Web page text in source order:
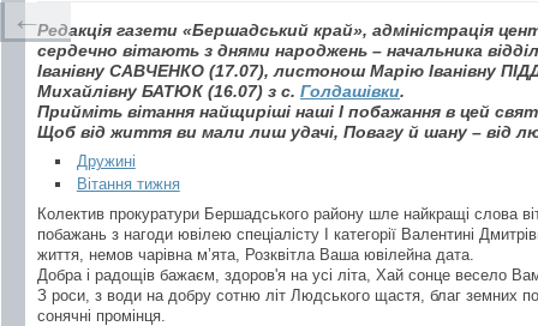
Редакція газети «Бершадський край», адміністрація
сердечно вітають з днями народжень – начальника
Іванівну САВЧЕНКО (17.07), листонош Марію Іванівну
Михайлівну БАТЮК (16.07) з с. Голдашівки.
Прийміть вітання найщиріші наші І побажання в цей
Щоб від життя ви мали лиш удачі, Повагу й шану – від
Дружині
Вітання тижня
Колектив прокуратури Бершадського району шле найкращі слова
побажань з нагоди ювілею спеціалісту І категорії Валентині
життя, немов чарівна м’ята, Розквітла Ваша ювілейна дата.
Добра і радощів бажаєм, здоров'я на усі літа, Хай сонце весело
З роси, з води на добру сотню літ Людського щастя, благ земних
сонячні промінця.
←